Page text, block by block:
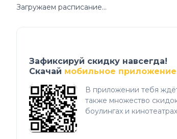
Загружаем расписание...
Зафиксируй скидку навсегда!
Скачай мобильное приложение
В приложении тебя
также множество
боулингах и